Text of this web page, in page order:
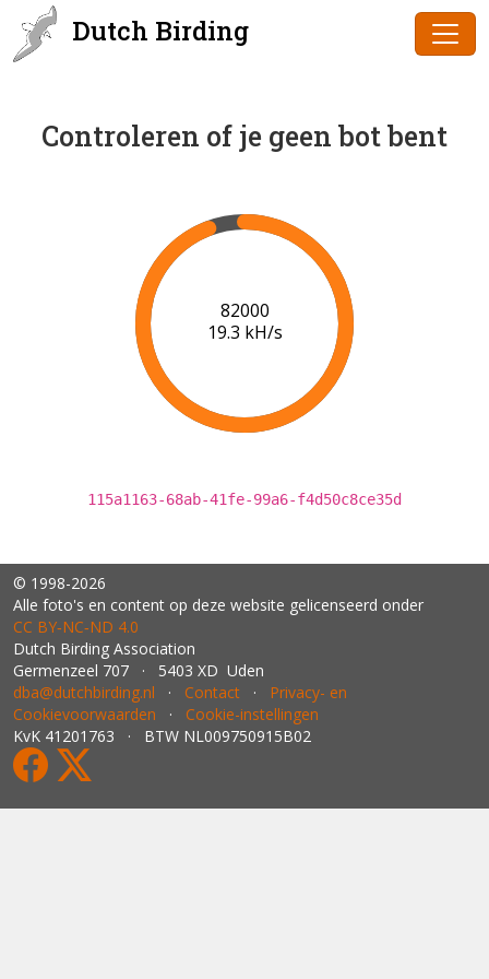
Dutch Birding
Controleren of je geen bot bent
84000
19.4 kH/s
115a1163-68ab-41fe-99a6-f4d50c8ce35d
© 1998-2026
Alle foto's en content op deze website gelicenseerd onder
CC BY‑NC‑ND 4.0
Dutch Birding Association
Germenzeel 707 · 5403 XD Uden
dba@dutchbirding.nl · Contact · Privacy- en
Cookievoorwaarden · Cookie-instellingen
KvK 41201763 · BTW NL009750915B02